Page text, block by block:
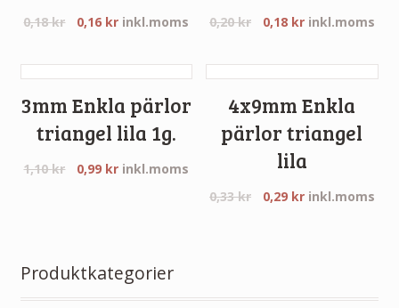
0,18kr 0,16 kr inkl.moms 0,20kr 0,18 kr inkl.moms
3mm Enkla pärlor
triangel lila 1g.
1,10kr 0,99 kr inkl.moms
4x9mm Enkla
pärlor triangel
lila
0,33kr 0,29 kr inkl.moms
Produktkategorier